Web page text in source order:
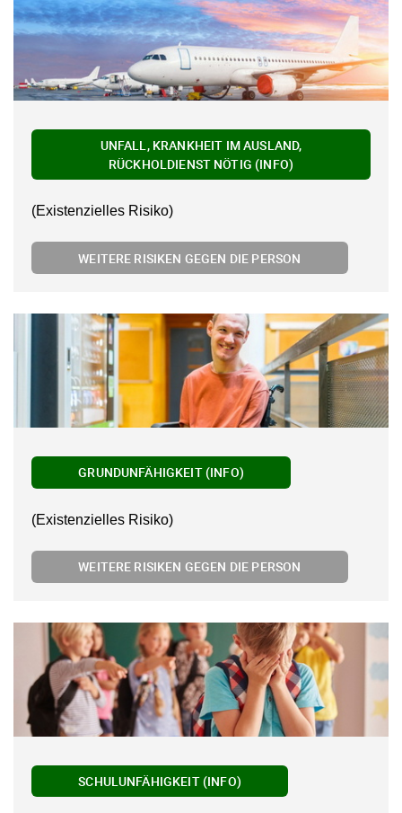
UNFALL, KRANKHEIT IM AUSLAND,
RÜCKHOLDIENST NÖTIG (INFO)
(Existenzielles Risiko)
WEITERE RISIKEN GEGEN DIE PERSON
GRUNDUNFÄHIGKEIT (INFO)
(Existenzielles Risiko)
WEITERE RISIKEN GEGEN DIE PERSON
SCHULUNFÄHIGKEIT (INFO)